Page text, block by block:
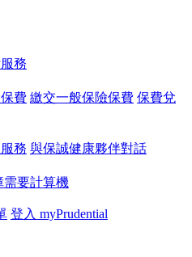
務
費 繳交一般保險保費 保費兌
務 與保誠健康夥伴對話
需要計算機
登入 myPrudential